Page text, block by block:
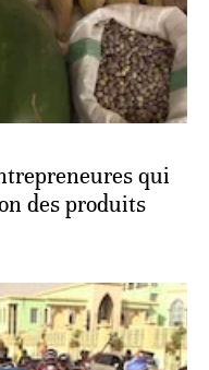
qui
des produits